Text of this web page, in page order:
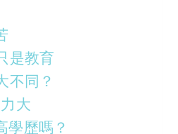
是教育
不同？
大
學歷嗎？